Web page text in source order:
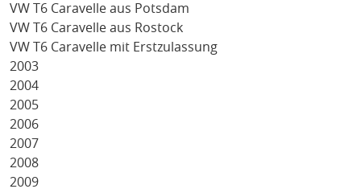
VW T6 Caravelle aus Potsdam
VW T6 Caravelle aus Rostock
VW T6 Caravelle mit Erstzulassung
2003
2004
2005
2006
2007
2008
2009